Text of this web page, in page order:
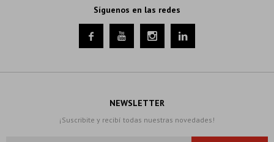
Síguenos en las redes
   
NEWSLETTER
¡Suscribite y recibí todas nuestras novedades!